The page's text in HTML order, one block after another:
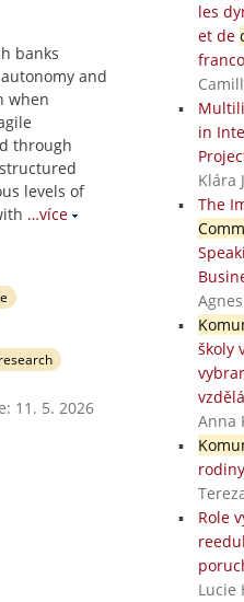
banks
and
when
through
levels of
…více
11. 5. 2026
les
et de
in
Klára
The
školy
Anna
Role
Lucie